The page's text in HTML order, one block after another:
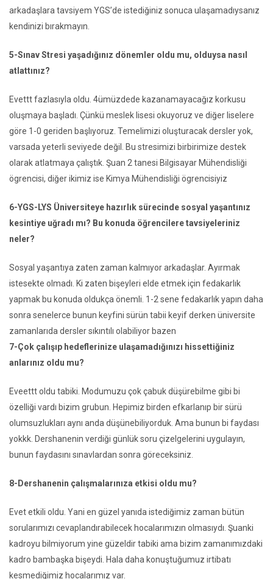
arkadaşlara tavsiyem YGS’de istediğiniz sonuca ulaşamadıysanız
kendinizi bırakmayın.
5-Sınav Stresi yaşadığınız dönemler oldu mu, olduysa nasıl
atlattınız?
Evettt fazlasıyla oldu. 4ümüzdede kazanamayacağız korkusu
oluşmaya başladı. Çünkü meslek lisesi okuyoruz ve diğer liselere
göre 1-0 geriden başlıyoruz. Temelimizi oluşturacak dersler yok,
varsada yeterli seviyede değil. Bu stresimizi birbirimize destek
olarak atlatmaya çalıştık. Şuan 2 tanesi Bilgisayar Mühendisliği
ögrencisi, diğer ikimiz ise Kimya Mühendisliği ögrencisiyiz
6-YGS-LYS Üniversiteye hazırlık sürecinde sosyal yaşantınız
kesintiye uğradı mı? Bu konuda öğrencilere tavsiyeleriniz
neler?
Sosyal yaşantıya zaten zaman kalmıyor arkadaşlar. Ayırmak
istesekte olmadı. Ki zaten bişeyleri elde etmek için fedakarlık
yapmak bu konuda oldukça önemli. 1-2 sene fedakarlık yapın daha
sonra senelerce bunun keyfini sürün tabii keyif derken üniversite
zamanlarıda dersler sıkıntılı olabiliyor bazen
7-Çok çalışıp hedeflerinize ulaşamadığınızı hissettiğiniz
anlarınız oldu mu?
Eveettt oldu tabiki. Modumuzu çok çabuk düşürebilme gibi bi
özelliği vardı bizim grubun. Hepimiz birden efkarlanıp bir sürü
olumsuzlukları aynı anda düşünebiliyorduk. Ama bunun bi faydası
yokkk. Dershanenin verdiği günlük soru çizelgelerini uygulayın,
bunun faydasını sınavlardan sonra göreceksiniz.
8-Dershanenin çalışmalarınıza etkisi oldu mu?
Evet etkili oldu. Yani en güzel yanıda istediğimiz zaman bütün
sorularımızı cevaplandırabilecek hocalarımızın olmasıydı. Şuanki
kadroyu bilmiyorum yine güzeldir tabiki ama bizim zamanımızdaki
kadro bambaşka bişeydi. Hala daha konuştuğumuz irtibatı
kesmediğimiz hocalarımız var.